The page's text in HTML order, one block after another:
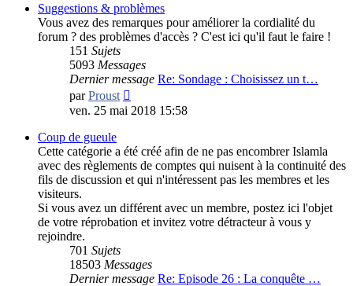
Suggestions & problèmes
Vous avez des remarques pour améliorer la cordialité du
forum ? des problèmes d'accès ? C'est ici qu'il faut le faire !
151 Sujets
5093 Messages
Dernier message Re: Sondage : Choisissez un t…
parProust
le
ven. 25 mai 2018 15:58
Coup de gueule
Cette catégorie a été créé afin de ne pas encombrer Islamla
avec des règlements de comptes qui nuisent à la continuité des
fils de discussion et qui n'intéressent pas les membres et les
visiteurs.
Si vous avez un différent avec un membre, postez ici l'objet
de votre réprobation et invitez votre détracteur à vous y
rejoindre.
701 Sujets
18503 Messages
Dernier message Re: Episode 26 : La conquête …